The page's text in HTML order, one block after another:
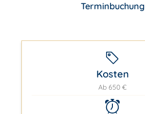
Terminbuchung
Kosten
Ab 650 €